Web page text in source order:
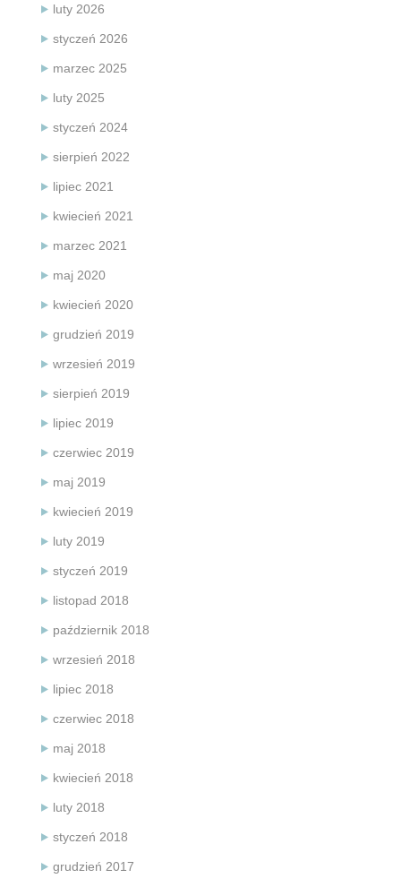
luty 2026
styczeń 2026
marzec 2025
luty 2025
styczeń 2024
sierpień 2022
lipiec 2021
kwiecień 2021
marzec 2021
maj 2020
kwiecień 2020
grudzień 2019
wrzesień 2019
sierpień 2019
lipiec 2019
czerwiec 2019
maj 2019
kwiecień 2019
luty 2019
styczeń 2019
listopad 2018
październik 2018
wrzesień 2018
lipiec 2018
czerwiec 2018
maj 2018
kwiecień 2018
luty 2018
styczeń 2018
grudzień 2017